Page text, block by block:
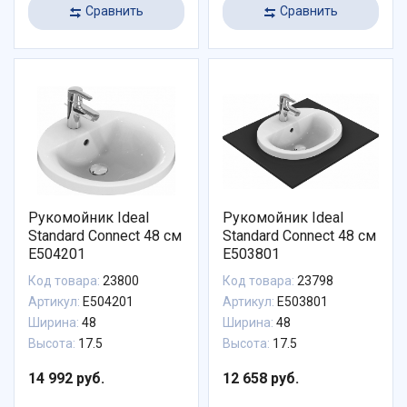
Сравнить Сравнить
Рукомойник Ideal
Standard Connect 48 см
E504201
Код товара: 23800
Артикул: E504201
Ширина: 48
Высота: 17.5
14 992 руб.
Рукомойник Ideal
Standard Connect 48 см
E503801
Код товара: 23798
Артикул: E503801
Ширина: 48
Высота: 17.5
12 658 руб.